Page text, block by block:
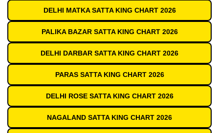
DELHI MATKA SATTA KING CHART 2026
PALIKA BAZAR SATTA KING CHART 2026
DELHI DARBAR SATTA KING CHART 2026
PARAS SATTA KING CHART 2026
DELHI ROSE SATTA KING CHART 2026
NAGALAND SATTA KING CHART 2026